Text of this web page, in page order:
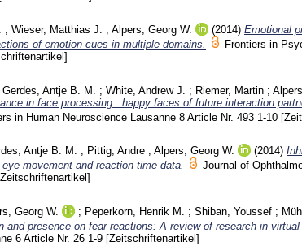
; Wieser, Matthias J. ; Alpers, Georg W. (2014) Emotional
of emotion cues in multiple domains.
Frontiers in
Gerdes, Antje B. M. ; White, Andrew J. ; Riemer, Martin ;
in face processing : happy faces of future interaction
in Human Neuroscience Lausanne 8 Article Nr. 493 1-10
Antje B. M. ; Pittig, Andre ; Alpers, Georg W. (2014)
movement and reaction time data.
Journal of
Georg W. ; Peperkorn, Henrik M. ; Shiban, Youssef ;
and presence on fear reactions: A review of research in virtual
6 Article Nr. 26 1-9 [Zeitschriftenartikel]